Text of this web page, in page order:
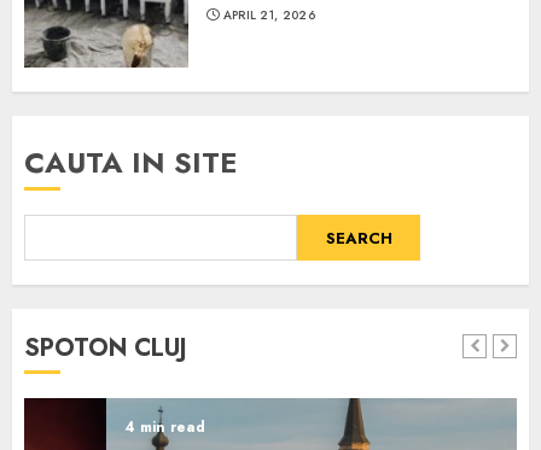
APRIL 21, 2026
CAUTA IN SITE
SEARCH
SPOTON CLUJ